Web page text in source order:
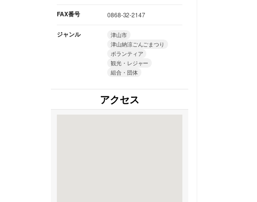
FAX番号 0868-32-2147
ジャンル
津山市
津山納涼ごんごまつり
ボランティア
観光・レジャー
組合・団体
アクセス